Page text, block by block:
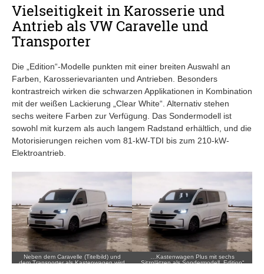
Vielseitigkeit in Karosserie und
Antrieb als VW Caravelle und
Transporter
Die „Edition“-Modelle punkten mit einer breiten Auswahl an
Farben, Karosserievarianten und Antrieben. Besonders
kontrastreich wirken die schwarzen Applikationen in Kombination
mit der weißen Lackierung „Clear White“. Alternativ stehen
sechs weitere Farben zur Verfügung. Das Sondermodell ist
sowohl mit kurzem als auch langem Radstand erhältlich, und die
Motorisierungen reichen vom 81-kW-TDI bis zum 210-kW-
Elektroantrieb.
Neben dem Caravelle (Titelbild) und
dem Transporter als Kastenwagen wird
…Kastenwagen Plus mit sechs
Sitzplätzen als Sondermodell „Edition“